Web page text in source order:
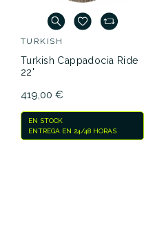
TURKISH
Turkish Cappadocia Ride
22'
419,00 €
EN STOCK
ENTREGA EN 24/48 HORAS